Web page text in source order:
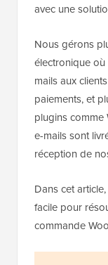
avec une
Nous gérons
électronique
mails aux
paiements, et
plugins comme
e-mails sont
réception de
Dans cet
facile pour
commande